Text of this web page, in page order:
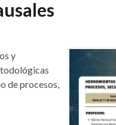
y
de procesos,